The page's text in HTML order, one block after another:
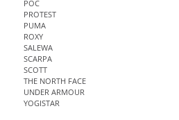
POC
PROTEST
PUMA
ROXY
SALEWA
SCARPA
SCOTT
THE NORTH FACE
UNDER ARMOUR
YOGISTAR